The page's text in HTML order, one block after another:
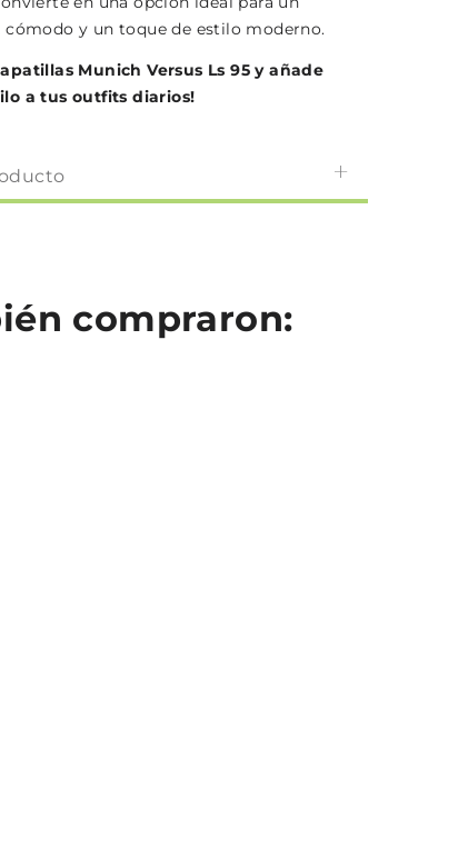
cómodo y un toque de estilo moderno.
Munich Versus Ls 95 y añade
a tus outfits diarios!
compraron: